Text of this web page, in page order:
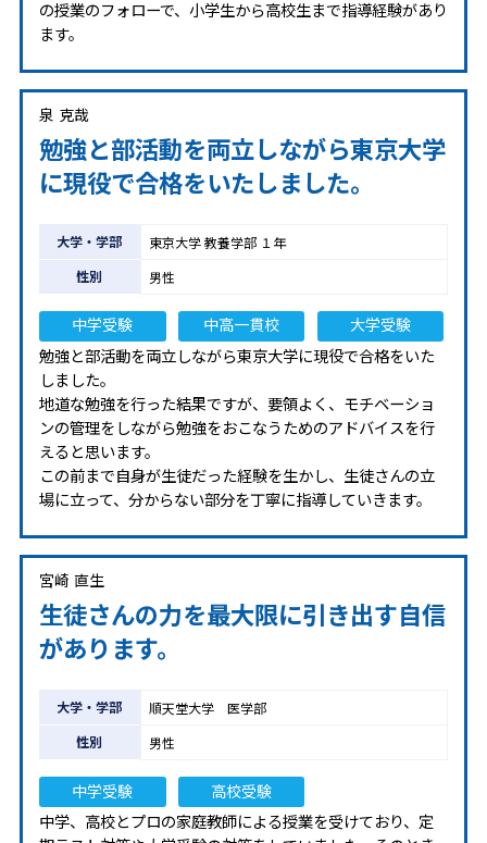
の授業のフォローで、小学生から高校生まで指導経験があり
ます。
泉 克哉
勉強と部活動を両立しながら東京大学
に現役で合格をいたしました。
大学・学部 東京大学 教養学部 １年
性別 男性
中学受験 中高一貫校 大学受験
勉強と部活動を両立しながら東京大学に現役で合格をいた
しました。
地道な勉強を行った結果ですが、要領よく、モチベーショ
ンの管理をしながら勉強をおこなうためのアドバイスを行
えると思います。
この前まで自身が生徒だった経験を生かし、生徒さんの立
場に立って、分からない部分を丁寧に指導していきます。
宮崎 直生
生徒さんの力を最大限に引き出す自信
があります。
大学・学部 順天堂大学 医学部
性別 男性
中学受験 高校受験
中学、高校とプロの家庭教師による授業を受けており、定